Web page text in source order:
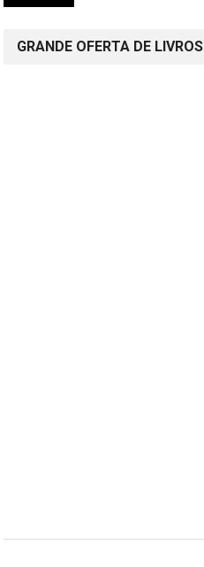
GRANDE OFERTA DE LIVROS